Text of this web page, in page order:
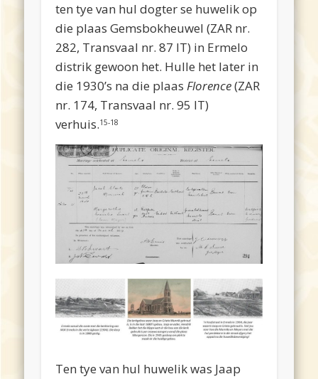
ten tye van hul dogter se huwelik op
die plaas Gemsbokheuwel (ZAR nr.
282, Transvaal nr. 87 IT) in Ermelo
distrik gewoon het. Hulle het later in
die 1930’s na die plaasFlorence(ZAR
nr. 174, Transvaal nr. 95 IT)
verhuis.15-18
Ten tye van hul huwelik was Jaap